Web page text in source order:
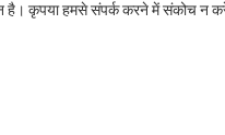
है। कृपया हमसे संपर्क करने में संकोच न